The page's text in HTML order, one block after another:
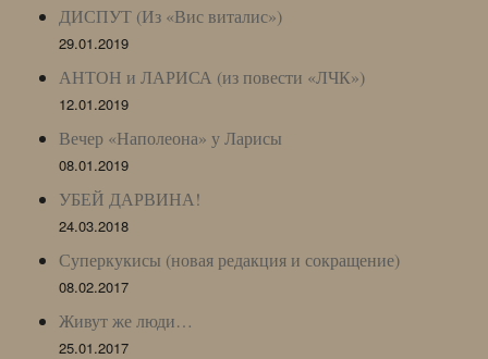
ДИСПУТ (Из «Вис виталис»)
29.01.2019
АНТОН и ЛАРИСА (из повести «ЛЧК»)
12.01.2019
Вечер «Наполеона» у Ларисы
08.01.2019
УБЕЙ ДАРВИНА!
24.03.2018
Суперкукисы (новая редакция и сокращение)
08.02.2017
Живут же люди…
25.01.2017